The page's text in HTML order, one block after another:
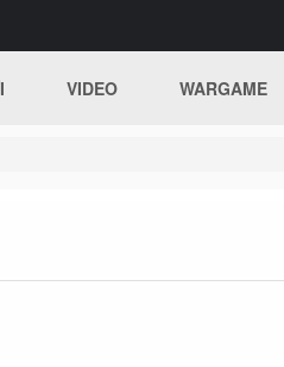
VIDEO WARGAME